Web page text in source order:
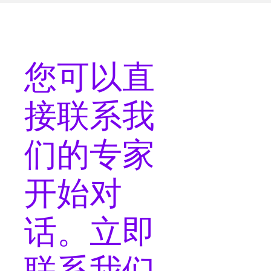
您可以直
接联系我
们的专家
开始对
话。立即